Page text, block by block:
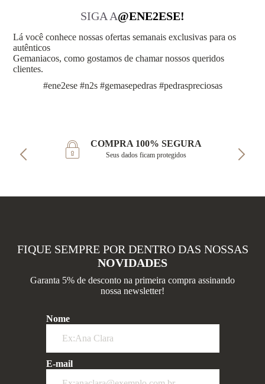
SIGA A@ENE2ESE!
Lá você conhece nossas ofertas semanais exclusivas para os
autênticos
Gemaniacos, como gostamos de chamar nossos queridos
clientes.
#ene2ese #n2s #gemasepedras #pedraspreciosas
COMPRA 100% SEGURA
Seus dados ficam protegidos
FIQUE SEMPRE POR DENTRO DAS NOSSAS
NOVIDADES
Garanta 5% de desconto na primeira compra assinando
nossa newsletter!
Nome
E-mail